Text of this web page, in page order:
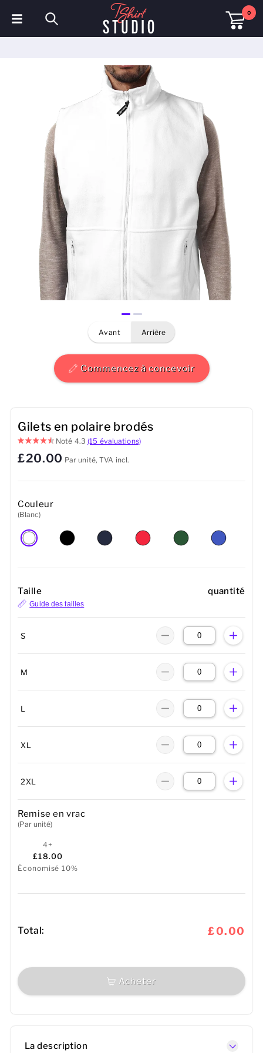
0
Chapeaux et Casquettes
Vêtements de sport
Vêtements de travail
Polaires & Vestes
Haute visibilité
Hommes
Tasses
Accessoires de sport
avant arrière
Commencez à concevoir
Gilets en polaire brodés
Noté 4.3(15 évaluations)
£20.00 Par unité, TVA incl.
Couleur
(Blanc)
Taille quantité
Guide des tailles
S
M
L
XL
2XL
Remise en vrac
(Par unité)
4+
£18.00
Économisé 10%
Total: £0.00
Acheter
La description